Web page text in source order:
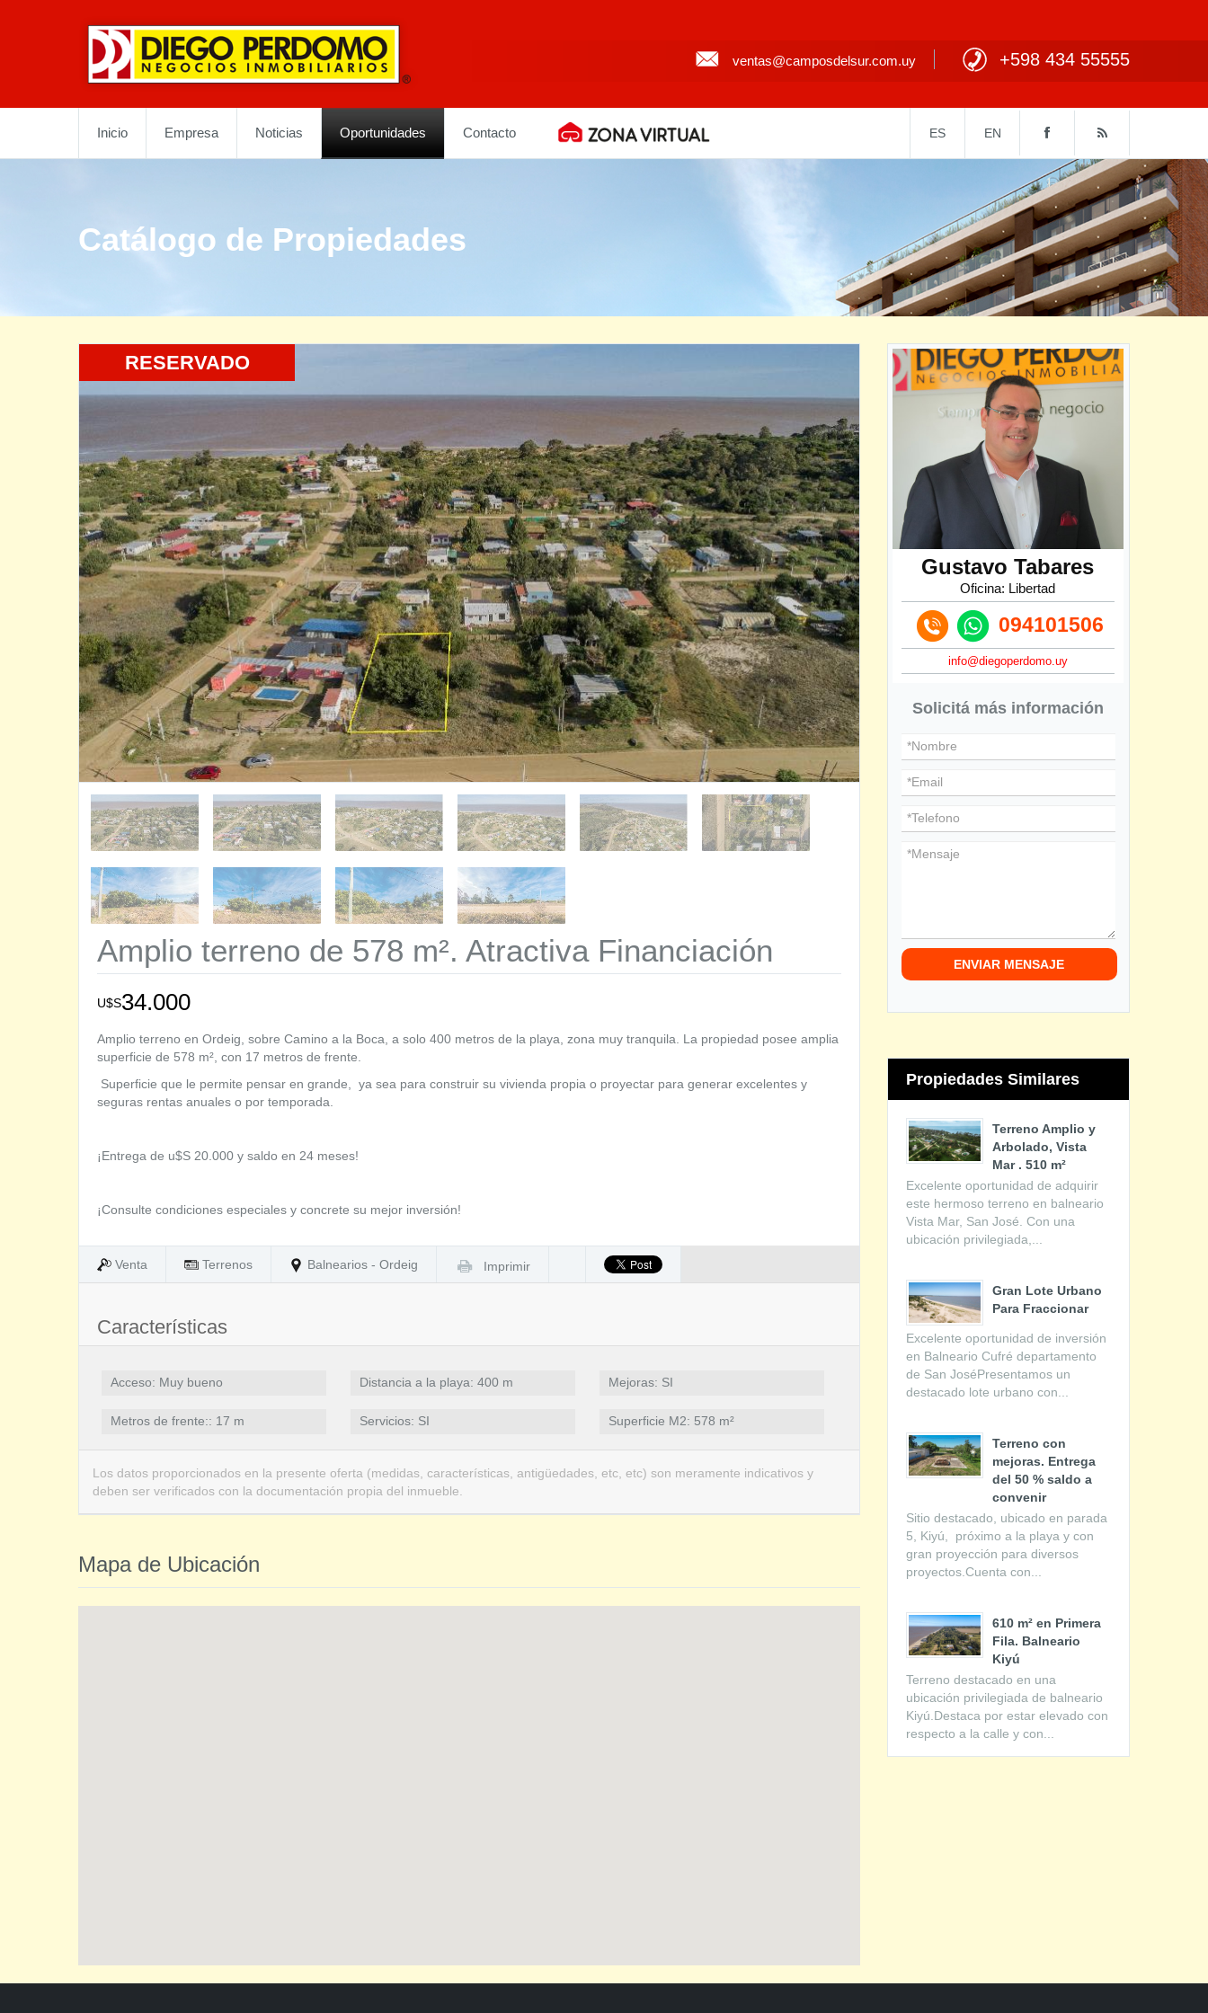
ventas@camposdelsur.com.uy +598 434 55555
Inicio Empresa Noticias Oportunidades Contacto ES EN
Catálogo de Propiedades
RESERVADO
Amplio terreno de 578 m². Atractiva Financiación
U$S34.000
Amplio terreno en Ordeig, sobre Camino a la Boca, a solo 400 metros de la playa, zona muy tranquila. La propiedad posee amplia
superficie de 578 m², con 17 metros de frente.
Superficie que le permite pensar en grande, ya sea para construir su vivienda propia o proyectar para generar excelentes y
seguras rentas anuales o por temporada.
¡Entrega de u$S 20.000 y saldo en 24 meses!
¡Consulte condiciones especiales y concrete su mejor inversión!
Venta Terrenos Balnearios - Ordeig Imprimir
Características
Acceso: Muy bueno Distancia a la playa: 400 m Mejoras: SI
Metros de frente:: 17 m Servicios: SI Superficie M2: 578 m²
Los datos proporcionados en la presente oferta (medidas, características, antigüedades, etc, etc) son meramente indicativos y
deben ser verificados con la documentación propia del inmueble.
Mapa de Ubicación
Gustavo Tabares
Oficina: Libertad
094101506
info@diegoperdomo.uy
Solicitá más información
ENVIAR MENSAJE
Propiedades Similares
Terreno Amplio y
Arbolado, Vista
Mar . 510 m²
Excelente oportunidad de adquirir
este hermoso terreno en balneario
Vista Mar, San José. Con una
ubicación privilegiada,...
Gran Lote Urbano
Para Fraccionar
Excelente oportunidad de inversión
en Balneario Cufré departamento
de San JoséPresentamos un
destacado lote urbano con...
Terreno con
mejoras. Entrega
del 50 % saldo a
convenir
Sitio destacado, ubicado en parada
5, Kiyú, próximo a la playa y con
gran proyección para diversos
proyectos.Cuenta con...
610 m² en Primera
Fila. Balneario
Kiyú
Terreno destacado en una
ubicación privilegiada de balneario
Kiyú.Destaca por estar elevado con
respecto a la calle y con...